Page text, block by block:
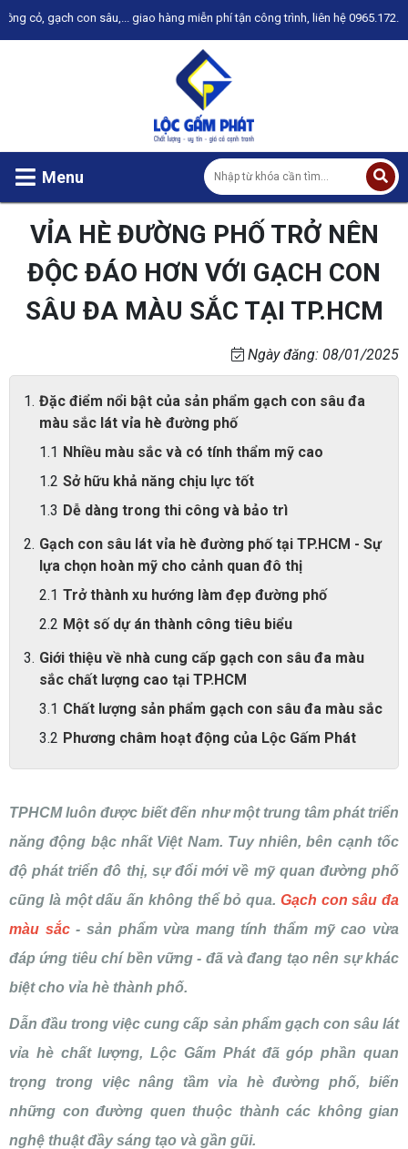
con sâu,... giao hàng miễn phí tận công trình, liên hệ 0965.172.746 để
Menu
VỈA HÈ ĐƯỜNG PHỐ TRỞ NÊN
ĐỘC ĐÁO HƠN VỚI GẠCH CON
SÂU ĐA MÀU SẮC TẠI TP.HCM
Ngày đăng: 08/01/2025
Đặc điểm nổi bật của sản phẩm gạch con sâu đa
màu sắc lát vỉa hè đường phố
Nhiều màu sắc và có tính thẩm mỹ cao
Sở hữu khả năng chịu lực tốt
Dễ dàng trong thi công và bảo trì
Gạch con sâu lát vỉa hè đường phố tại TP.HCM - Sự
lựa chọn hoàn mỹ cho cảnh quan đô thị
Trở thành xu hướng làm đẹp đường phố
Một số dự án thành công tiêu biểu
Giới thiệu về nhà cung cấp gạch con sâu đa màu
sắc chất lượng cao tại TP.HCM
Chất lượng sản phẩm gạch con sâu đa màu sắc
Phương châm hoạt động của Lộc Gấm Phát
TPHCM luôn được biết đến như một trung tâm phát triển
năng động bậc nhất Việt Nam. Tuy nhiên, bên cạnh tốc
độ phát triển đô thị, sự đổi mới về mỹ quan đường phố
cũng là một dấu ấn không thể bỏ qua. Gạch con sâu đa
màu sắc- sản phẩm vừa mang tính thẩm mỹ cao vừa
đáp ứng tiêu chí bền vững - đã và đang tạo nên sự khác
biệt cho vỉa hè thành phố.
Dẫn đầu trong việc cung cấp sản phẩm gạch con sâu lát
vỉa hè chất lượng, Lộc Gấm Phát đã góp phần quan
trọng trong việc nâng tầm vỉa hè đường phố, biến
những con đường quen thuộc thành các không gian
nghệ thuật đầy sáng tạo và gần gũi.